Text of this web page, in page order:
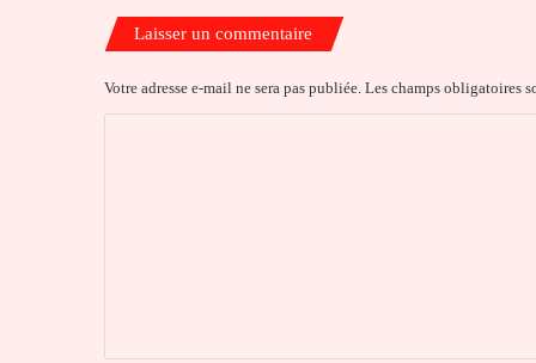
Laisser un commentaire
Votre adresse e-mail ne sera pas publiée. Les champs obligatoires